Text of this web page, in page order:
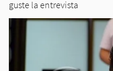
guste la entrevista